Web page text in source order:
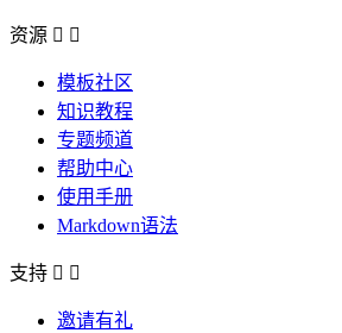
资源  
模板社区
知识教程
专题频道
帮助中心
使用手册
Markdown语法
支持  
邀请有礼